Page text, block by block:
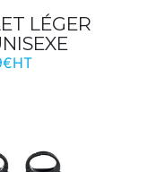
LÉGER